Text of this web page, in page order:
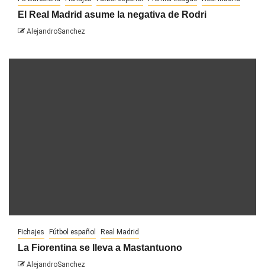
El Real Madrid asume la negativa de Rodri
AlejandroSanchez
Fichajes Fútbol español Real Madrid
La Fiorentina se lleva a Mastantuono
AlejandroSanchez